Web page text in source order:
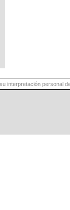
interpretación personal